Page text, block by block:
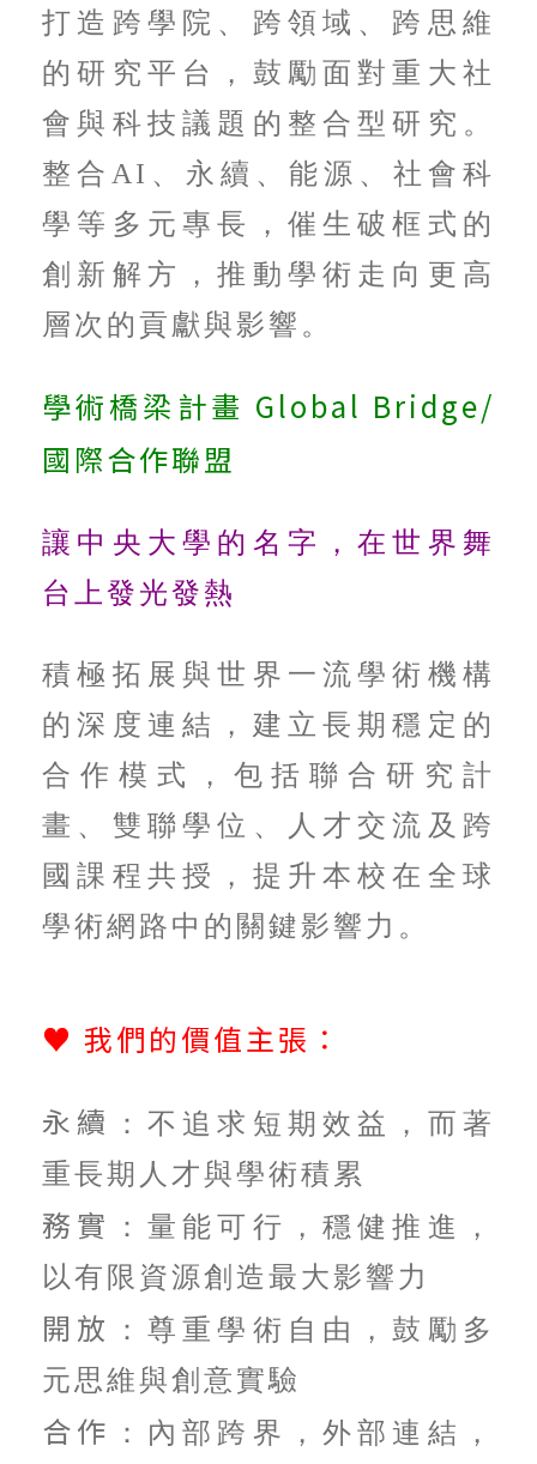
打造跨學院、跨領域、跨思維
的研究平台，鼓勵面對重大社
會與科技議題的整合型研究。
整合AI、永續、能源、社會科
學等多元專長，催生破框式的
創新解方，推動學術走向更高
層次的貢獻與影響。
學術橋梁計畫 Global Bridge/
國際合作聯盟
讓中央大學的名字，在世界舞
台上發光發熱
積極拓展與世界一流學術機構
的深度連結，建立長期穩定的
合作模式，包括聯合研究計
畫、雙聯學位、人才交流及跨
國課程共授，提升本校在全球
學術網路中的關鍵影響力。
♥ 我們的價值主張：
永續
：不追求短期效益，而著
重長期人才與學術積累
務實
：量能可行，穩健推進，
以有限資源創造最大影響力
開放
：尊重學術自由，鼓勵多
元思維與創意實驗
合作
：內部跨界，外部連結，